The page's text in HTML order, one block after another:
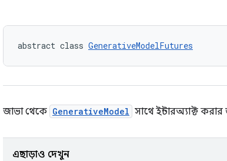
abstract class GenerativeModelFutures
জাভা থেকে GenerativeModel সাথে ইন্টারঅ্যাক্ট করার
এছাড়াও দেখুন